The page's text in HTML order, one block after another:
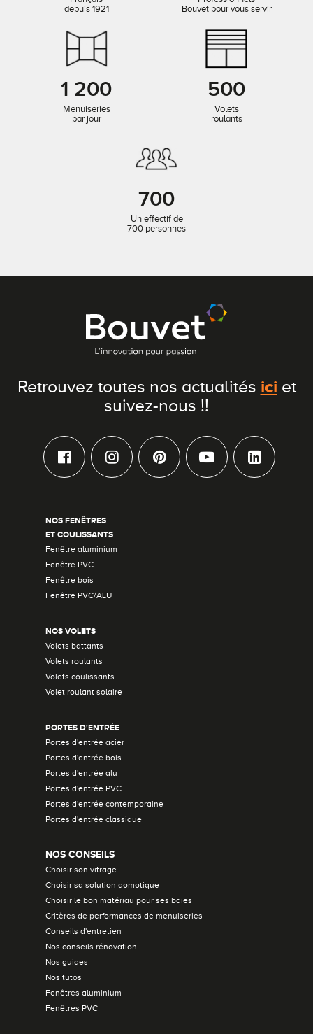
depuis 1921
Bouvet pour vous servir
1 200
Menuiseries
par jour
500
Volets
roulants
700
Un effectif de
700 personnes
Retrouvez toutes nos actualités ici et
suivez-nous !!
NOS FENÊTRES
ET COULISSANTS
Fenêtre aluminium
Fenêtre PVC
Fenêtre bois
Fenêtre PVC/ALU
NOS VOLETS
Volets battants
Volets roulants
Volets coulissants
Volet roulant solaire
PORTES D'ENTRÉE
Portes d'entrée acier
Portes d'entrée bois
Portes d'entrée alu
Portes d'entrée PVC
Portes d'entrée contemporaine
Portes d'entrée classique
NOS CONSEILS
Choisir son vitrage
Choisir sa solution domotique
Choisir le bon matériau pour ses baies
Critères de performances de menuiseries
Conseils d'entretien
Nos conseils rénovation
Nos guides
Nos tutos
Fenêtres aluminium
Fenêtres PVC